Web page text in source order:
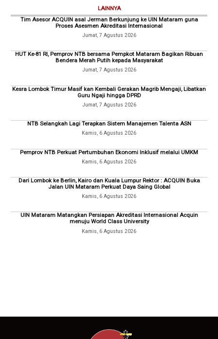
LAINNYA
Tim Asesor ACQUIN asal Jerman Berkunjung ke UIN Mataram guna
Proses Asesmen Akreditasi Internasional
Jumat, 7 Agustus 2026
HUT Ke-81 RI, Pemprov NTB bersama Pempkot Mataram Bagikan Ribuan
Bendera Merah Putih kepada Masyarakat
Jumat, 7 Agustus 2026
Kesra Lombok Timur Masif kan Kembali Gerakan Magrib Mengaji, Libatkan
Guru Ngaji hingga DPRD
Jumat, 7 Agustus 2026
NTB Selangkah Lagi Terapkan Sistem Manajemen Talenta ASN
Kamis, 6 Agustus 2026
Pemprov NTB Perkuat Pertumbuhan Ekonomi Inklusif melalui UMKM
Kamis, 6 Agustus 2026
Dari Lombok ke Berlin, Kairo dan Kuala Lumpur Rektor : ACQUIN Buka
Jalan UIN Mataram Perkuat Daya Saing Global
Kamis, 6 Agustus 2026
UIN Mataram Matangkan Persiapan Akreditasi Internasional Acquin
menuju World Class University
Kamis, 6 Agustus 2026